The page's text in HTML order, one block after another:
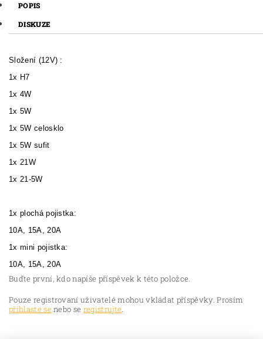
POPIS
DISKUZE
Složení (12V) :
1x H7
1x 4W
1x 5W
1x 5W celosklo
1x 5W sufit
1x 21W
1x 21-5W
1x plochá pojistka:
10A, 15A, 20A
1x mini pojistka:
10A, 15A, 20A
Buďte první, kdo napíše příspěvek k této položce.
Pouze registrovaní uživatelé mohou vkládat příspěvky. Prosím
přihlaste senebo se registrujte.